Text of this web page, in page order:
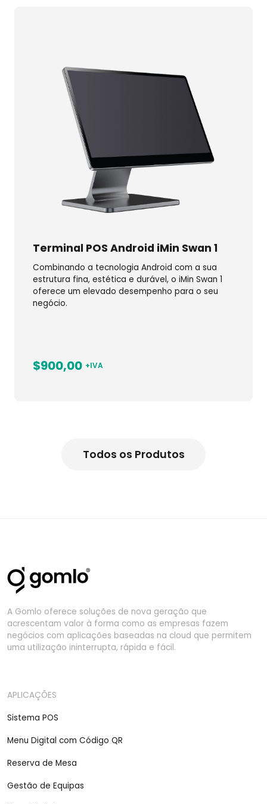
Terminal POS Android iMin Swan 1
Combinando a tecnologia Android com a sua
estrutura fina, estética e durável, o iMin Swan 1
oferece um elevado desempenho para o seu
negócio.
$900,00 +IVA
Todos os Produtos
A Gomlo oferece soluções de nova geração que
acrescentam valor à forma como as empresas fazem
negócios com aplicações baseadas na cloud que permitem
uma utilização ininterrupta, rápida e fácil.
APLICAÇÕES
Sistema POS
Menu Digital com Código QR
Reserva de Mesa
Gestão de Equipas